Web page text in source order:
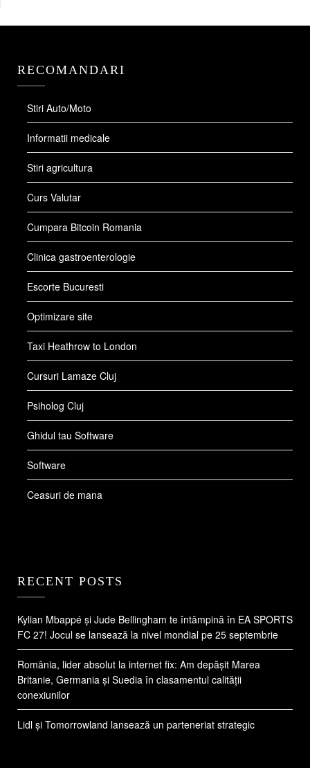
RECOMANDARI
Stiri Auto/Moto
Informatii medicale
Stiri agricultura
Curs Valutar
Cumpara Bitcoin Romania
Clinica gastroenterologie
Escorte Bucuresti
Optimizare site
Taxi Heathrow to London
Cursuri Lamaze Cluj
Psiholog Cluj
Ghidul tau Software
Software
Ceasuri de mana
RECENT POSTS
Kylian Mbappé și Jude Bellingham te întâmpină în EA SPORTS
FC 27! Jocul se lansează la nivel mondial pe 25 septembrie
România, lider absolut la internet fix: Am depășit Marea
Britanie, Germania și Suedia în clasamentul calității
conexiunilor
Lidl și Tomorrowland lansează un parteneriat strategic